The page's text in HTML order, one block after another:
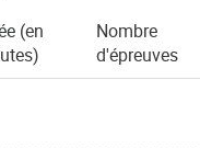
(en
Nombre
d'épreuves